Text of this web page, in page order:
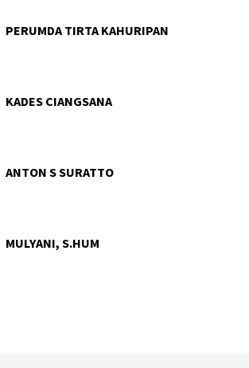
PERUMDA TIRTA KAHURIPAN
KADES CIANGSANA
ANTON S SURATTO
MULYANI, S.HUM